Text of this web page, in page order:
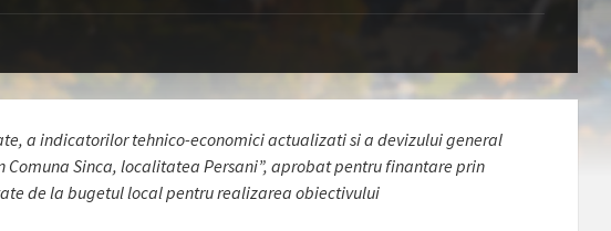
a indicatorilor tehnico-economici actualizati si a devizului general
Sinca, localitatea Persani”, aprobat pentru finantare prin
de la bugetul local pentru realizarea obiectivului